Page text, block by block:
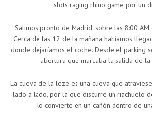
slots raging rhino game por un
Salimos pronto de Madrid, sobre las 8:00 AM
Cerca de las 12 de la mañana habíamos
donde dejaríamos el coche. Desde el parking
abertura que marcaba la salida de la
La cueva de la leze es una cueva que
lado a lado, por la que discurre un riachuelo
lo convierte en un cañón dentro de